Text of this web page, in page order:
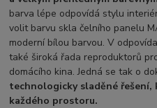
barva lépe odpovídá stylu
volit barvu skla čelního panelu
moderní bílou barvou. V
také široká řada reproduktorů
domácího kina. Jedná se tak o
technologicky sladěné
každého prostoru.